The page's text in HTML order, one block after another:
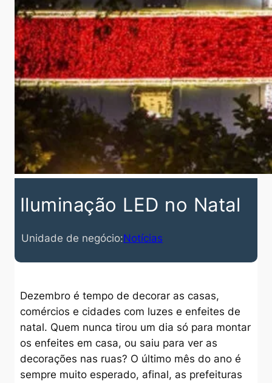
Iluminação LED no Natal
Unidade de negócio:Notícias
Dezembro é tempo de decorar as casas,
comércios e cidades com luzes e enfeites de
natal. Quem nunca tirou um dia só para montar
os enfeites em casa, ou saiu para ver as
decorações nas ruas? O último mês do ano é
sempre muito esperado, afinal, as prefeituras